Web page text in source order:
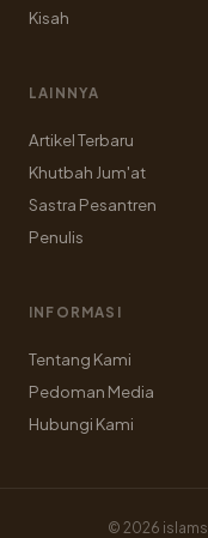
Kisah
LAINNYA
Artikel Terbaru
Khutbah Jum'at
Sastra Pesantren
Penulis
INFORMASI
Tentang Kami
Pedoman Media
Hubungi Kami
© 2026